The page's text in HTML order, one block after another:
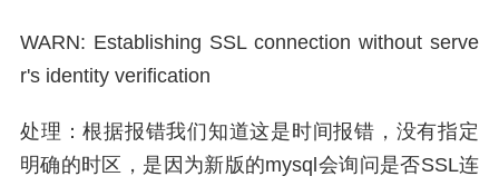
WARN: Establishing SSL connection without serve
r's identity verification
处理：根据报错我们知道这是时间报错，没有指定
明确的时区，是因为新版的mysql会询问是否SSL连